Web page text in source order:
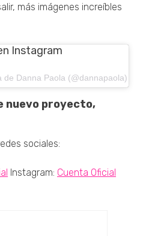
más imágenes increíbles
Instagram
de Danna Paola (@dannapaola)
nuevo proyecto,
sociales:
Instagram: Cuenta Oficial